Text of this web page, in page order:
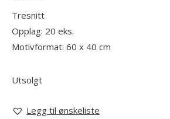
Tresnitt
Opplag: 20 eks.
Motivformat: 60 x 40 cm
Utsolgt
Legg til ønskeliste